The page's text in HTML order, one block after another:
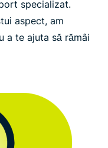
specializat.
aspect, am
a te ajuta să rămâi